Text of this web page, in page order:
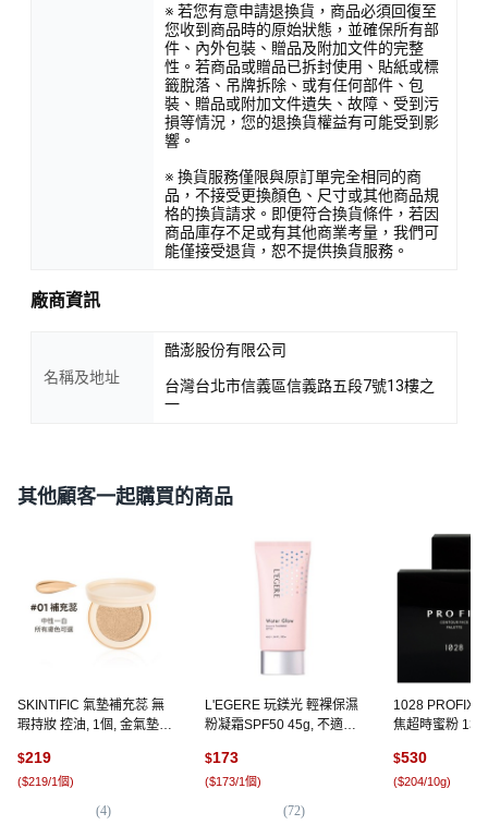
※ 若您有意申請退換貨，商品必須回復至
您收到商品時的原始狀態，並確保所有部
件、內外包裝、贈品及附加文件的完整
性。若商品或贈品已拆封使用、貼紙或標
籤脫落、吊牌拆除、或有任何部件、包
裝、贈品或附加文件遺失、故障、受到污
損等情況，您的退換貨權益有可能受到影
響。
※ 換貨服務僅限與原訂單完全相同的商
品，不接受更換顏色、尺寸或其他商品規
格的換貨請求。即便符合換貨條件，若因
商品庫存不足或有其他商業考量，我們可
能僅接受退貨，恕不提供換貨服務。
廠商資訊
名稱及地址
酷澎股份有限公司
台灣台北市信義區信義路五段7號13樓之
一
其他顧客一起購買的商品
SKINTIFIC 氣墊補充蕊 無
瑕持妝 控油, 1個, 金氣墊補
$219
($219/1個)
(4)
L'EGERE 玩鎂光 輕裸保濕
粉凝霜SPF50 45g, 不適用,
$173
($173/1個)
(72)
1028 PROFIX
焦超時蜜粉
$530
($204/10g)